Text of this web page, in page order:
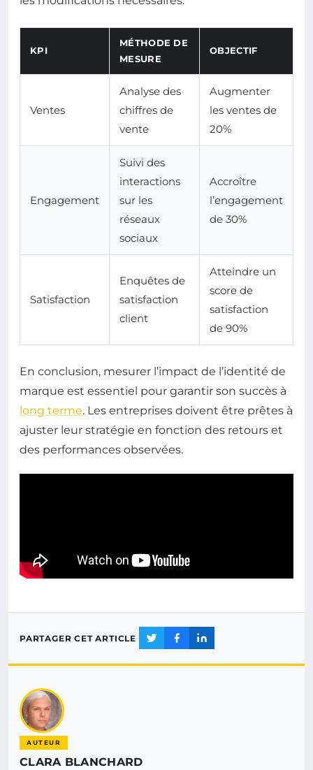
KPI
MÉTHODE DE
MESURE
OBJECTIF
Ventes
Analyse des
chiffres de
vente
Augmenter
les ventes de
20%
Engagement
Suivi des
interactions
sur les
réseaux
sociaux
Accroître
l’engagement
de 30%
Satisfaction
Enquêtes de
satisfaction
client
Atteindre un
score de
satisfaction
de 90%
En conclusion, mesurer l’impact de l’identité de
marque est essentiel pour garantir son succès à
long terme. Les entreprises doivent être prêtes à
ajuster leur stratégie en fonction des retours et
des performances observées.
PARTAGER CET ARTICLE
AUTEUR
CLARA BLANCHARD